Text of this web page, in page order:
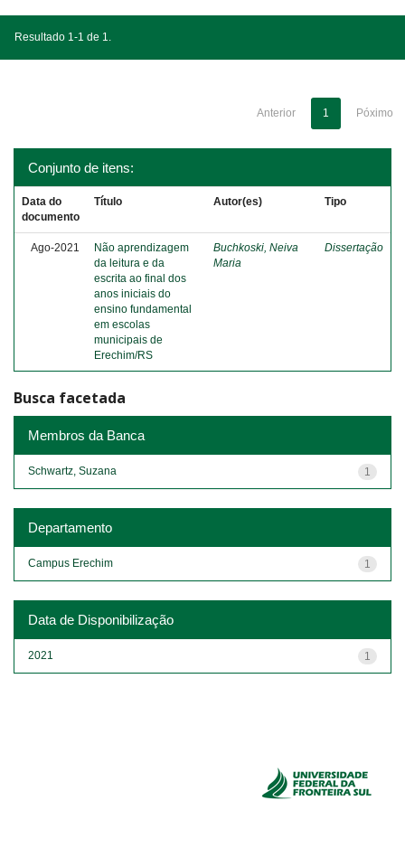
Resultado 1-1 de 1.
Anterior 1 Póximo
Conjunto de itens:
Data do
documento
Título Autor(es) Tipo
Ago-2021
Não aprendizagem
da leitura e da
escrita ao final dos
anos iniciais do
ensino fundamental
em escolas
municipais de
Erechim/RS
Buchkoski, Neiva
Maria
Dissertação
Busca facetada
Membros da Banca
1
Schwartz, Suzana
Departamento
1
Campus Erechim
Data de Disponibilização
1
2021